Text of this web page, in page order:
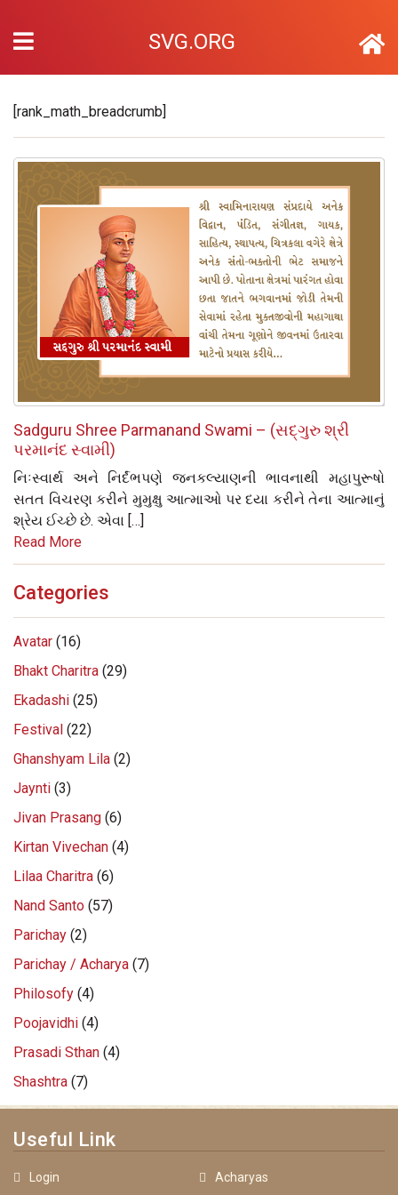
SVG.ORG
[rank_math_breadcrumb]
Sadguru Shree Parmanand Swami – (સદ્‌ગુરુ શ્રી
પરમાનંદ સ્વામી)
નિઃસ્વાર્થ અને નિર્દંભપણે જનકલ્યાણની ભાવનાથી મહાપુરૂષો
સતત વિચરણ કરીને મુમુક્ષુ આત્માઓ પર દયા કરીને તેના આત્માનું
શ્રેય ઈચ્છે છે. એવા […]
Read More
Categories
Avatar (16)
Bhakt Charitra (29)
Ekadashi (25)
Festival (22)
Ghanshyam Lila (2)
Jaynti (3)
Jivan Prasang (6)
Kirtan Vivechan (4)
Lilaa Charitra (6)
Nand Santo (57)
Parichay (2)
Parichay / Acharya (7)
Philosofy (4)
Poojavidhi (4)
Prasadi Sthan (4)
Shashtra (7)
Useful Link
Login
Acharyas